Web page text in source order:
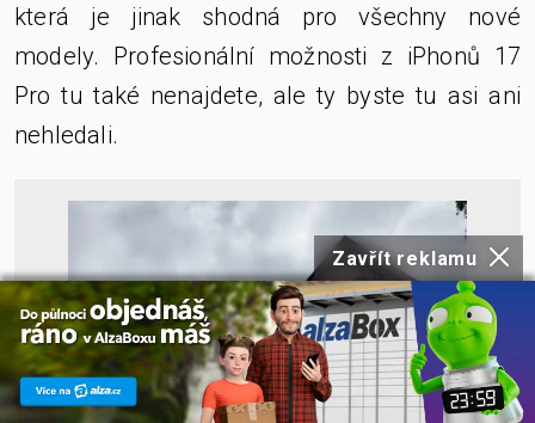
Zavřít reklamu
která je jinak shodná pro všechny nové
modely. Profesionální možnosti z iPhonů 17
Pro tu také nenajdete, ale ty byste tu asi ani
nehledali.